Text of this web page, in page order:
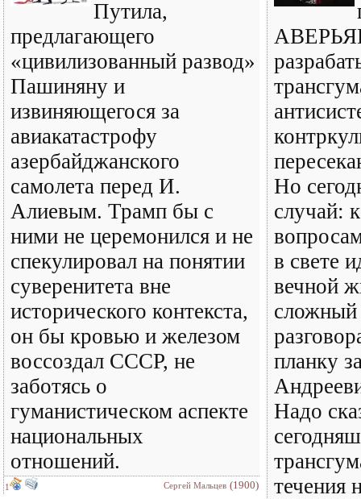
Путила,
предлагающего
«цивилизованный развод»
Пашиняну и
извиняющегося за
авиакатастрофу
азербайджанского
самолета перед И.
Алиевым. Трамп бы с
ними не церемонился и не
спекулировал на понятии
суверенитета вне
исторического контекста,
он бы кровью и железом
воссоздал СССР, не
заботясь о
гуманистическом аспекте
национальных
отношений.
1 Сергей Мальцев (1900)
Но
случай:
в свете
вечной
сложный
планку
Надо
течения